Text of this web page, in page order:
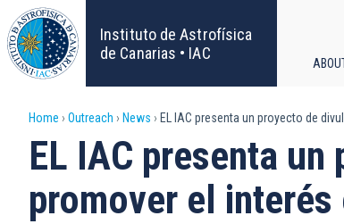
Skip
to
main
content
Instituto de Astrofísica
de Canarias • IAC
Breadcrumb
Home Outreach News EL IAC presenta un proyecto de
EL IAC presenta
promover el